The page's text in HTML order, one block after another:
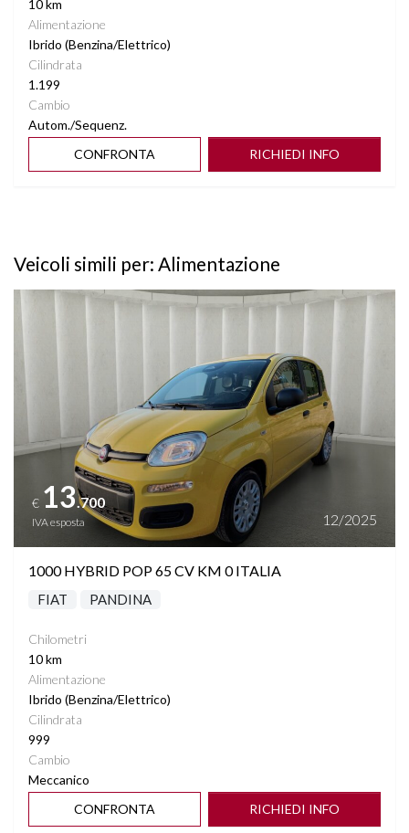
10 km
Alimentazione
Ibrido (Benzina/Elettrico)
Cilindrata
1.199
Cambio
Autom./Sequenz.
CONFRONTA
RICHIEDI INFO
Veicoli simili per: Alimentazione
Vedi dettagli
€ 13.700
IVA esposta 12/2025
1000 HYBRID POP 65 CV KM 0 ITALIA
FIAT PANDINA
Chilometri
10 km
Alimentazione
Ibrido (Benzina/Elettrico)
Cilindrata
999
Cambio
Meccanico
CONFRONTA
RICHIEDI INFO